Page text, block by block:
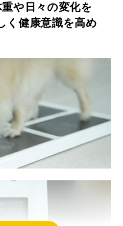
や日々の変化を
く健康意識を高め